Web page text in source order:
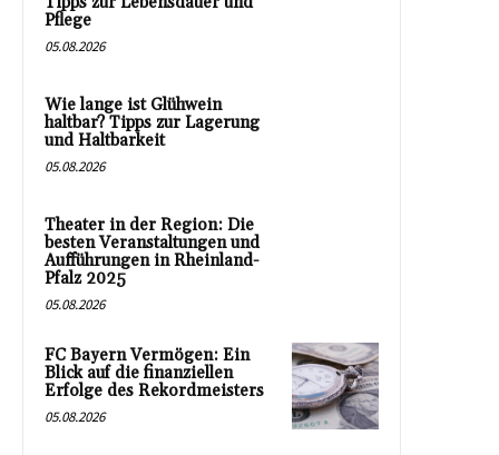
Pflege
05.08.2026
Wie lange ist Glühwein
haltbar? Tipps zur Lagerung
und Haltbarkeit
05.08.2026
Theater in der Region: Die
besten Veranstaltungen und
Aufführungen in Rheinland-
Pfalz 2025
05.08.2026
FC Bayern Vermögen: Ein
Blick auf die finanziellen
Erfolge des Rekordmeisters
05.08.2026